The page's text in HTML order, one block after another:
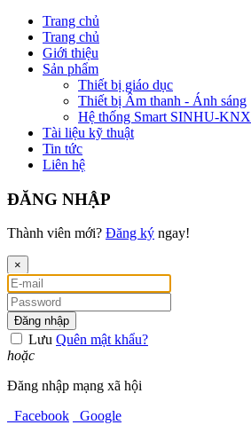
Trang chủ
Trang chủ
Giới thiệu
Sản phẩm
Thiết bị giáo dục
Thiết bị Âm thanh - Ánh sáng
Hệ thống Smart SINHU-KNX
Tài liệu kỹ thuật
Tin tức
Liên hệ
ĐĂNG NHẬP
Thành viên mới? Đăng ký ngay!
×
Đăng nhập
Lưu Quên mật khẩu?
hoặc
Đăng nhập mạng xã hội
Facebook
Google